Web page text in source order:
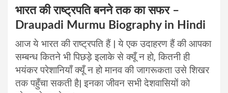
भारत की राष्ट्रपति बनने तक का सफर –
Draupadi Murmu Biography in Hindi
आज ये भारत की राष्ट्रपति हैं | ये एक उदाहरण हैं की आपका
सम्बन्ध कितने भी पिछड़े इलाके से क्यूँ न हो, कितनी ही
भयंकर परेशानियाँ क्यूँ न हो मानव की जागरूकता उसे शिखर
तक पहुँचा सकती है| इनका जीवन सभी देशवासियों को